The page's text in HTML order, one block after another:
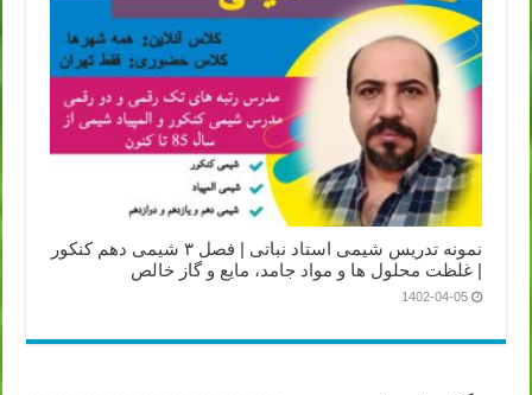
نمونه تدریس شیمی استاد نباتی | فصل ۳ شیمی دهم کنکور
| غلظت محلول ها و مواد جامد، مایع و گاز خالص
1402-04-05